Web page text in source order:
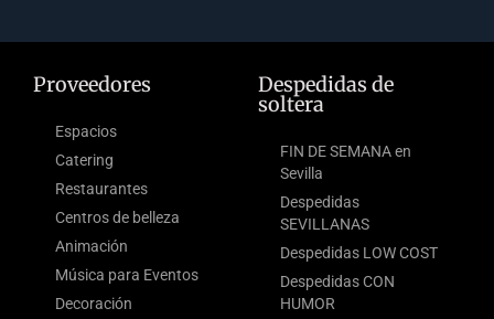
Proveedores
Espacios
Catering
Restaurantes
Centros de belleza
Animación
Música para Eventos
Decoración
Despedidas de
soltera
FIN DE SEMANA en
Sevilla
Despedidas
SEVILLANAS
Despedidas LOW COST
Despedidas CON
HUMOR